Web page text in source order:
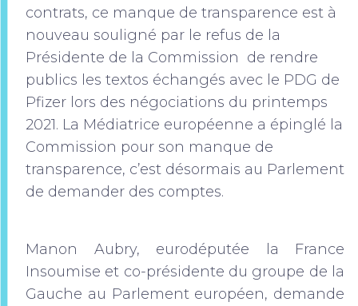
contrats, ce manque de transparence est à
nouveau souligné par le refus de la
Présidente de la Commission de rendre
publics les textos échangés avec le PDG de
Pfizer lors des négociations du printemps
2021. La Médiatrice européenne a épinglé la
Commission pour son manque de
transparence, c’est désormais au Parlement
de demander des comptes.
Manon Aubry, eurodéputée la France
Insoumise et co-présidente du groupe de la
Gauche au Parlement européen, demande